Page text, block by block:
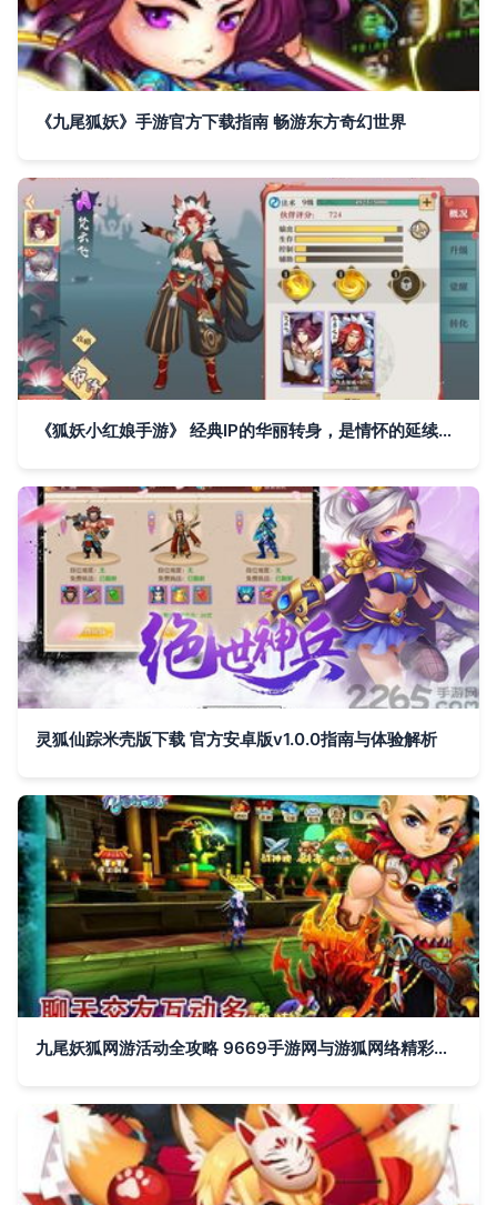
《九尾狐妖》手游官方下载指南 畅游东方奇幻世界
《狐妖小红娘手游》 经典IP的华丽转身，是情怀的延续还是商业的陷阱？
灵狐仙踪米壳版下载 官方安卓版v1.0.0指南与体验解析
九尾妖狐网游活动全攻略 9669手游网与游狐网络精彩活动一览